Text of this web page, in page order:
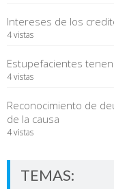
Intereses de los
4 vistas
Estupefacientes
4 vistas
Reconocimiento de
de la causa
4 vistas
TEMAS: